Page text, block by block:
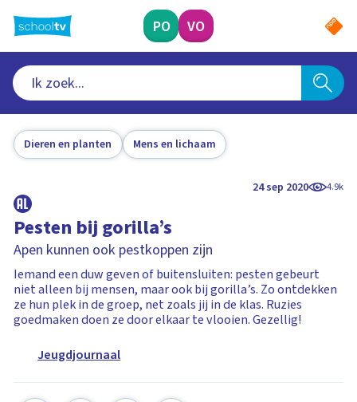
naar
hoofdinhoud
PO VO
Dieren en planten Mens en lichaam
24 sep 2020 4.9k
Pesten bij gorilla’s
Apen kunnen ook pestkoppen zijn
Iemand een duw geven of buitensluiten: pesten gebeurt
niet alleen bij mensen, maar ook bij gorilla’s. Zo ontdekken
ze hun plek in de groep, net zoals jij in de klas. Ruzies
goedmaken doen ze door elkaar te vlooien. Gezellig!
Jeugdjournaal